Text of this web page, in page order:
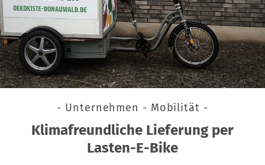
- Unternehmen - Mobilität -
Klimafreundliche Lieferung per
Lasten-E-Bike